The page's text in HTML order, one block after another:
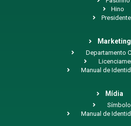
Hino
Marketing
Departamento
Manual de
Mídia
Manual de